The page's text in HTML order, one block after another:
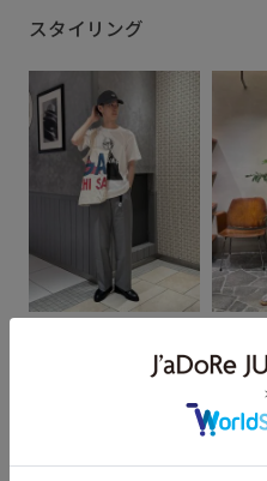
スタイリング
182cm